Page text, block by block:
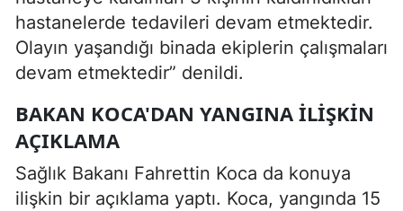
hastanelerde tedavileri devam etmektedir.
Olayın yaşandığı binada ekiplerin çalışmaları
devam etmektedir” denildi.
BAKAN KOCA'DAN YANGINA İLİŞKİN
AÇIKLAMA
Sağlık Bakanı Fahrettin Koca da konuya
ilişkin bir açıklama yaptı. Koca, yangında 15